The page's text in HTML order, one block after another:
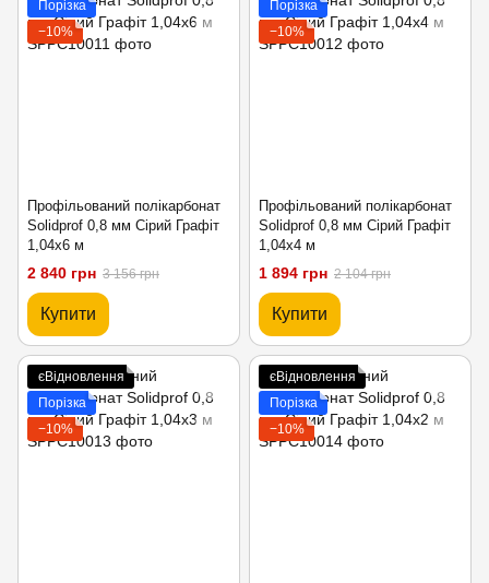
Порізка
−10%
Профільований полікарбонат
Solidprof 0,8 мм Сірий Графіт
1,04x6 м
2 840 грн 3 156 грн
Купити
Порізка
−10%
Профільований полікарбонат
Solidprof 0,8 мм Сірий Графіт
1,04x4 м
1 894 грн 2 104 грн
Купити
єВідновлення
Порізка
−10%
єВідновлення
Порізка
−10%